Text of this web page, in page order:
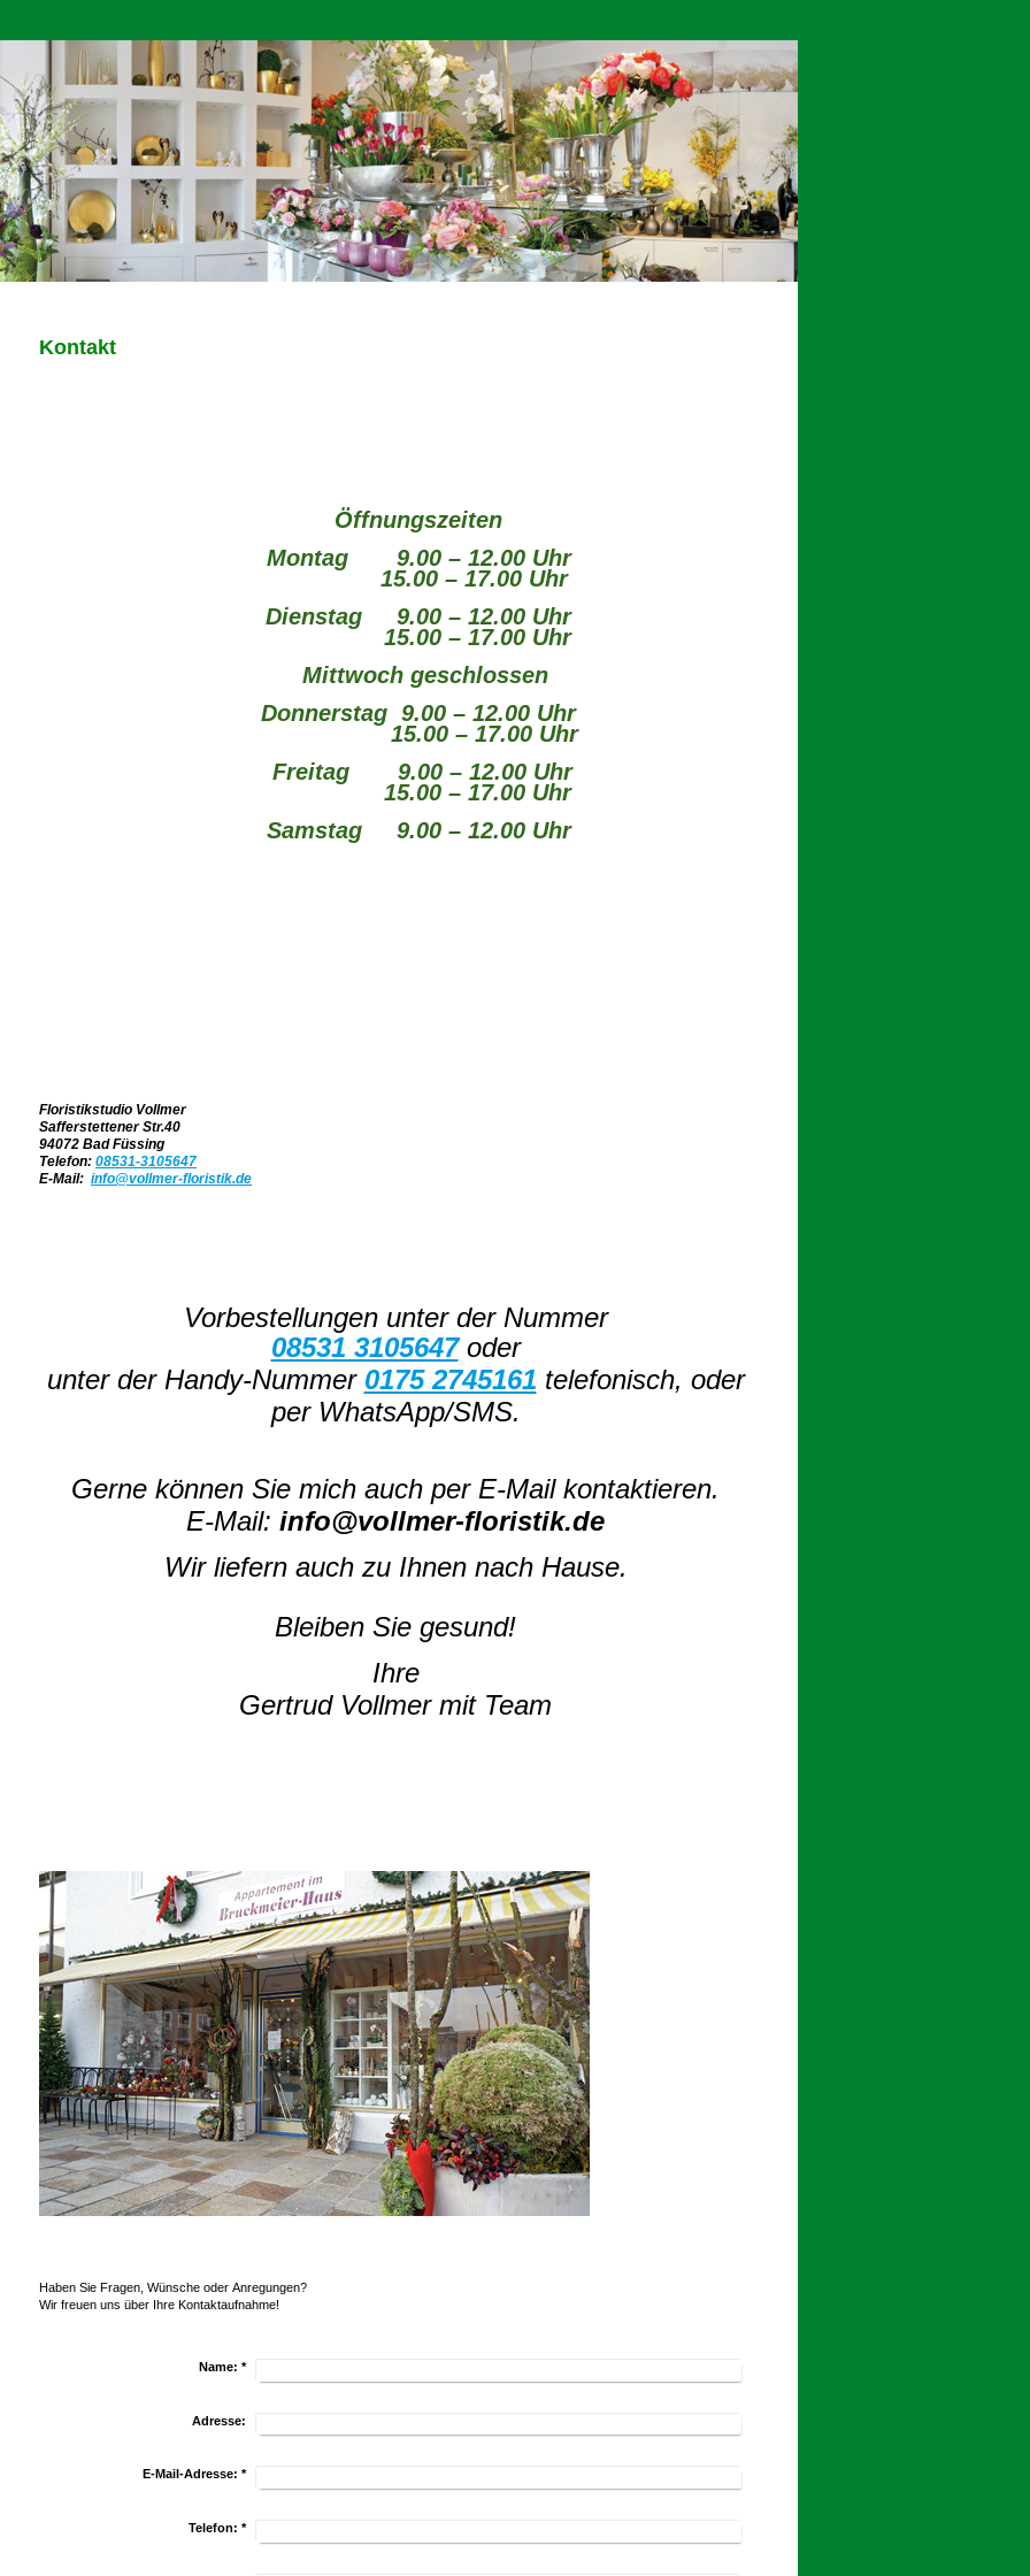
Kontakt
Öffnungszeiten
Montag 9.00 – 12.00 Uhr
15.00 – 17.00 Uhr
Dienstag 9.00 – 12.00 Uhr
15.00 – 17.00 Uhr
Mittwoch geschlossen
Donnerstag 9.00 – 12.00 Uhr
15.00 – 17.00 Uhr
Freitag 9.00 – 12.00 Uhr
15.00 – 17.00 Uhr
Samstag 9.00 – 12.00 Uhr
Floristikstudio Vollmer
Safferstettener Str.40
94072 Bad Füssing
Telefon: 08531-3105647
E-Mail: info@vollmer-floristik.de
Vorbestellungen unter der Nummer
08531 3105647oder
unter der Handy-Nummer 0175 2745161 telefonisch, oder
per WhatsApp/SMS.
Gerne können Sie mich auch per E-Mail kontaktieren.
E-Mail: info@vollmer-floristik.de
Wir liefern auch zu Ihnen nach Hause.
Bleiben Sie gesund!
Ihre
Gertrud Vollmer mit Team
Haben Sie Fragen, Wünsche oder Anregungen?
Wir freuen uns über Ihre Kontaktaufnahme!
Name: *
Adresse:
E-Mail-Adresse: *
Telefon: *